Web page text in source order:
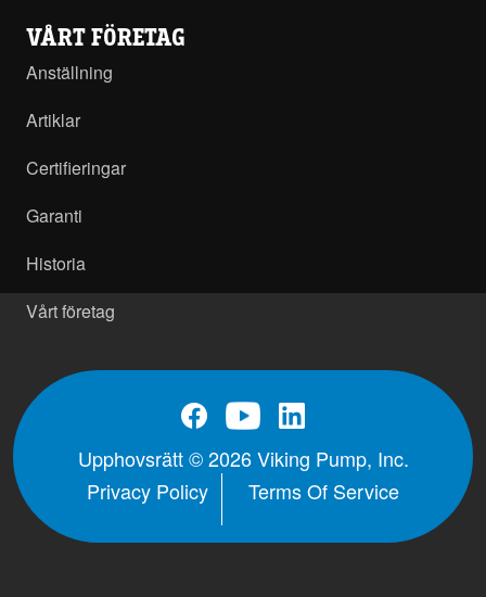
VÅRT FÖRETAG
Anställning
Artiklar
Certifieringar
Garanti
Historia
Vårt företag
Upphovsrätt © 2026 Viking Pump, Inc.
Privacy Policy
Terms Of Service